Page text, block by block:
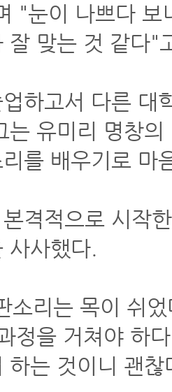
"눈이 나쁘다 보
잘 맞는 것 같다"
하고서 다른 대
는 유미리 명창
를 배우기로 마
격적으로 시작
사사했다.
소리는 목이 쉬
정을 거쳐야 하
하는 것이니 괜